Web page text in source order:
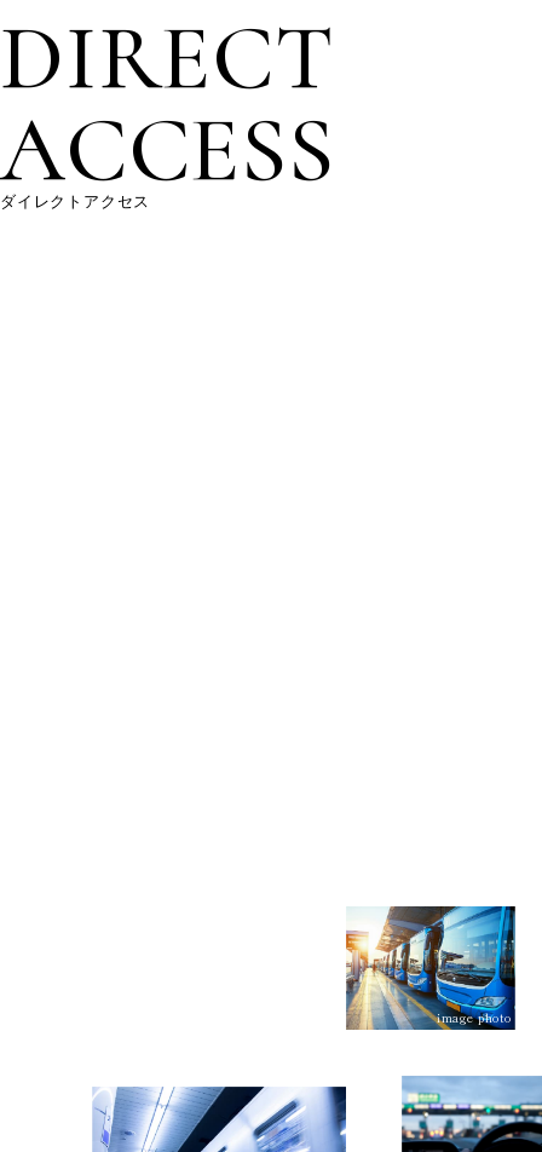
DIRECT
ACCESS
ダイレクトアクセス
image photo